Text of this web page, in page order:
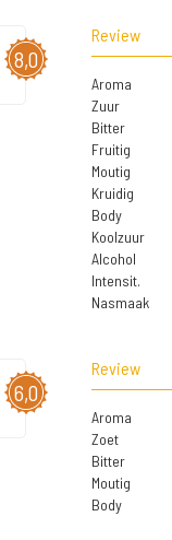
8,0
Review
Aroma
Zuur
Bitter
Fruitig
Moutig
Kruidig
Body
Koolzuur
Alcohol
Intensit.
Nasmaak
6,0
Review
Aroma
Zoet
Bitter
Moutig
Body